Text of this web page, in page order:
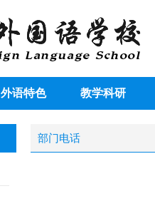
外语特色 教学科研
部门电话
招生